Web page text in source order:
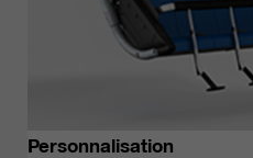
Personnalisation